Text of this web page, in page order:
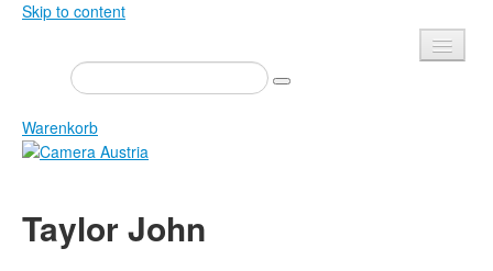
Skip to content
Presse
Veranstaltungen
Newsletter
Über uns
Warenkorb
Zeitschrift
Taylor John